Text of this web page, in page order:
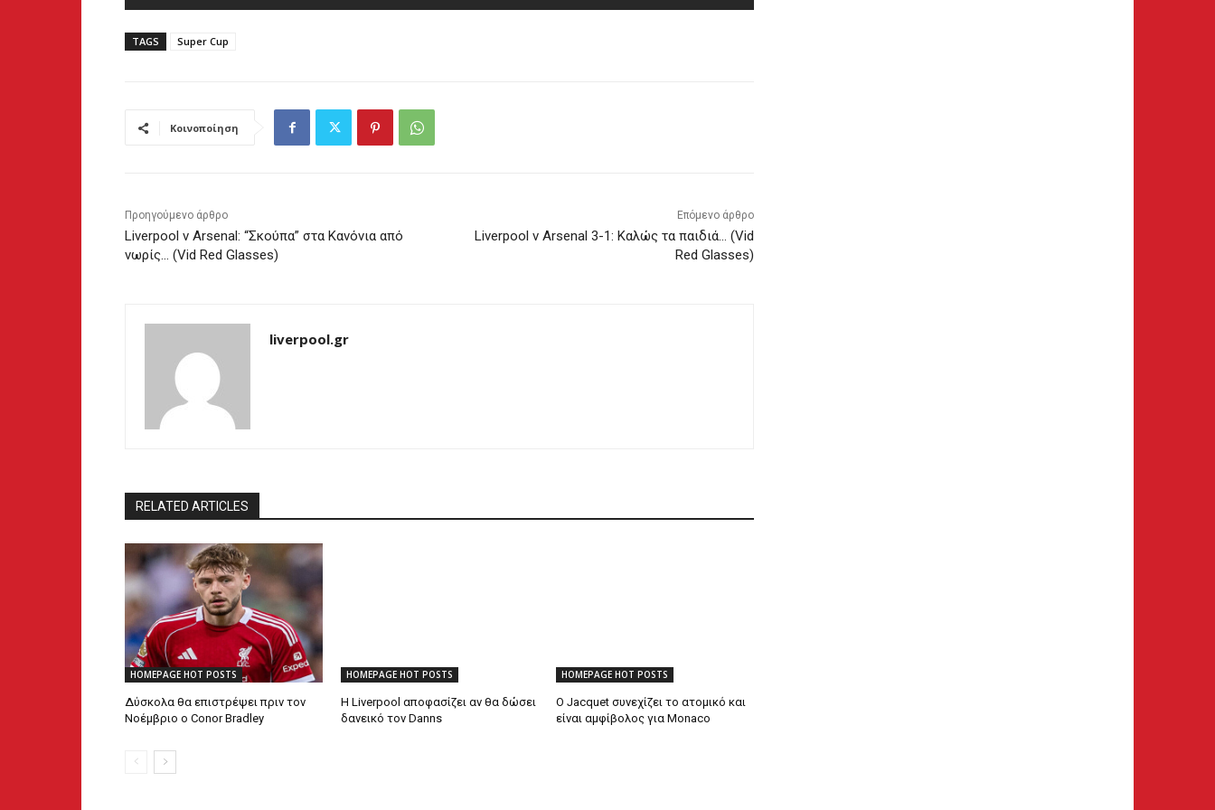
TAGS Super Cup
Κοινοποίηση
Προηγούμενο άρθρο
Liverpool v Arsenal: “Σκούπα” στα Κανόνια από
νωρίς… (Vid Red Glasses)
Επόμενο άρθρο
Liverpool v Arsenal 3-1: Καλώς τα παιδιά… (Vid
Red Glasses)
liverpool.gr
RELATED ARTICLES
HOMEPAGE HOT POSTS
Δύσκολα θα επιστρέψει πριν τον
Νοέμβριο ο Conor Bradley
HOMEPAGE HOT POSTS
Η Liverpool αποφασίζει αν θα δώσει
δανεικό τον Danns
HOMEPAGE HOT POSTS
Ο Jacquet συνεχίζει το ατομικό και
είναι αμφίβολος για Monaco